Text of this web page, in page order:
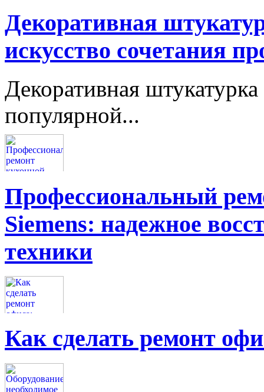
Декоративная
искусство сочетания
Декоративная
популярной...
Профессиональный
Siemens: надежное
техники
Как сделать ремонт